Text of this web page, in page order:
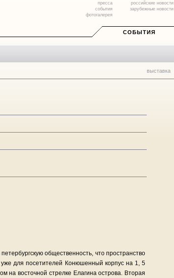
пресса
события
фотогалерея
российские новости
зарубежные новости
СОБЫТИЯ
выставка
общественность, что пространство
для посетителей Конюшенный корпус на 1, 5
на восточной стрелке Елагина острова. Вторая